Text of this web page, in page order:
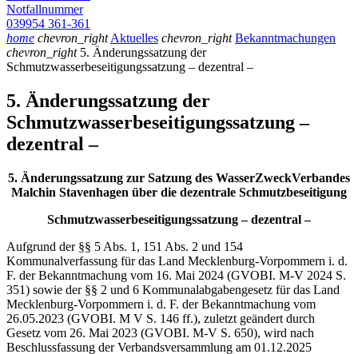
Notfallnummer
039954 361-361
home chevron_right Aktuelles chevron_right Bekanntmachungen
chevron_right 5. Änderungssatzung der
Schmutzwasserbeseitigungssatzung – dezentral –
5. Änderungssatzung der
Schmutzwasserbeseitigungssatzung –
dezentral –
5. Änderungssatzung zur Satzung des WasserZweckVerbandes
Malchin Stavenhagen über die dezentrale Schmutzbeseitigung
Schmutzwasserbeseitigungssatzung – dezentral –
Aufgrund der §§ 5 Abs. 1, 151 Abs. 2 und 154
Kommunalverfassung für das Land Mecklenburg-Vorpommern i. d.
F. der Bekanntmachung vom 16. Mai 2024 (GVOBI. M-V 2024 S.
351) sowie der §§ 2 und 6 Kommunalabgabengesetz für das Land
Mecklenburg-Vorpommern i. d. F. der Bekanntmachung vom
26.05.2023 (GVOBI. M V S. 146 ff.), zuletzt geändert durch
Gesetz vom 26. Mai 2023 (GVOBI. M-V S. 650), wird nach
Beschlussfassung der Verbandsversammlung am 01.12.2025